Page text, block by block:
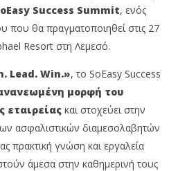
VIEWING
φέρνει διεθνείς
το 1ο SoEasy Success
Success Summit, ενός
που θα πραγματοποιηθεί στις 27
Resort στη Λεμεσό.
Lead. Win.», το SoEasy Success
μορφή του
εταιρείας και στοχεύει στην
ασφαλιστικών διαμεσολαβητών
πρακτική γνώση και εργαλεία
άμεσα στην καθημερινή τους